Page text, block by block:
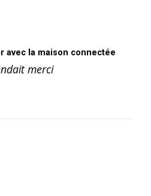
avec la maison connectée
merci